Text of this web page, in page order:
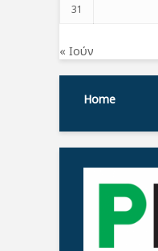
31
« Ιούν
Home